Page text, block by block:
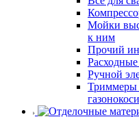
Мойки
к ним
Прочий
Ручной
Триммеры